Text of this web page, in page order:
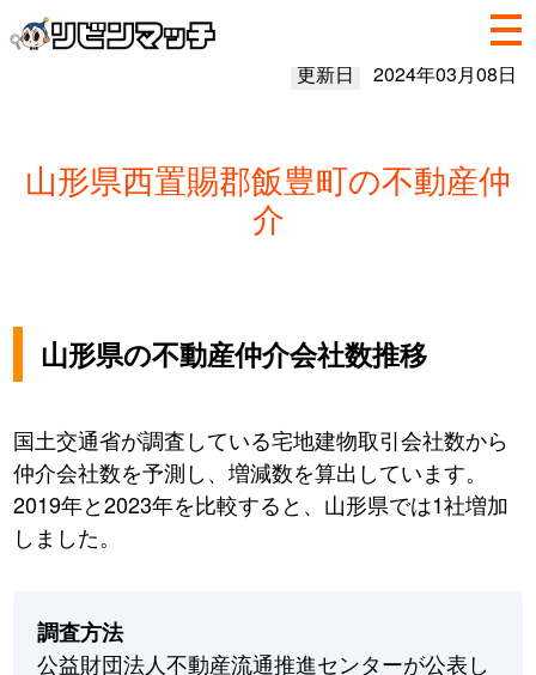
更新日 2024年03月08日
山形県西置賜郡飯豊町の不動産仲
介
山形県の不動産仲介会社数推移
国土交通省が調査している宅地建物取引会社数から
仲介会社数を予測し、増減数を算出しています。
2019年と2023年を比較すると、山形県では1社増加
しました。
調査方法
公益財団法人不動産流通推進センターが公表し